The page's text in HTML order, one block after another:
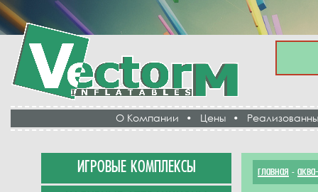
О Компании • Цены •
ИГРОВЫЕ КОМПЛЕКСЫ главная -